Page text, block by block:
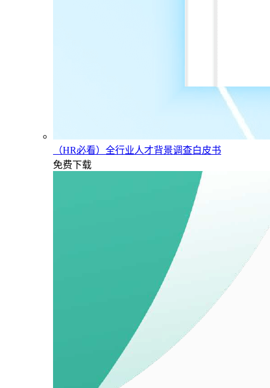
（HR必看）全行业人才背景调查白皮书
免费下载